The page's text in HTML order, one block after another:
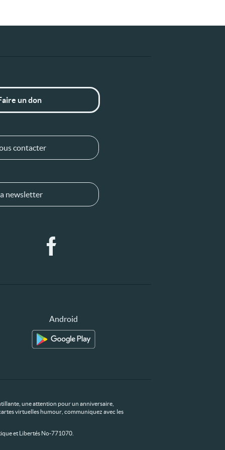
un don
contacter
newsletter
Android
une attention pour un anniversaire,
virtuelles humour, communiquez avec les
et Libertés No-771070.